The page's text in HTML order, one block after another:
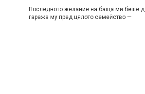
Последното желание на баща ми беше
гаража му пред цялото семейство —